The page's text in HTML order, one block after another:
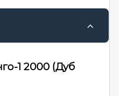
1 2000 (Дуб